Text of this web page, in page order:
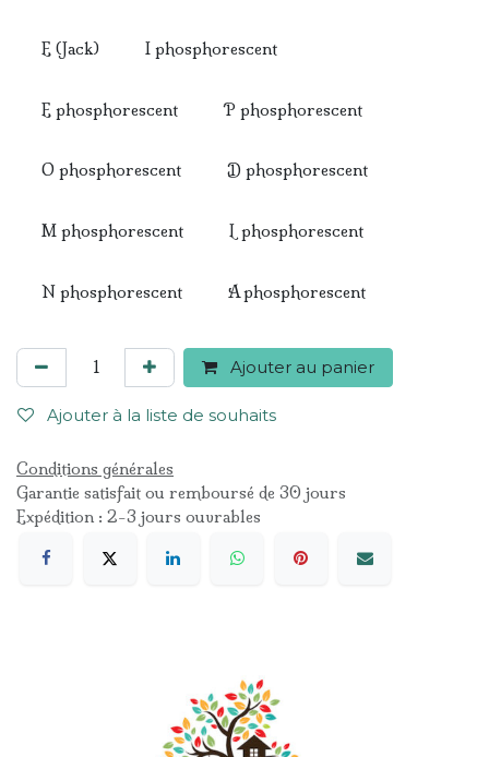
E (Jack) I phosphorescent
E phosphorescent P phosphorescent
O phosphorescent D phosphorescent
M phosphorescent L phosphorescent
N phosphorescent A phosphorescent
Ajouter au panier
Ajouter à la liste de souhaits
Conditions générales
Garantie satisfait ou remboursé de 30 jours
Expédition : 2-3 jours ouvrables